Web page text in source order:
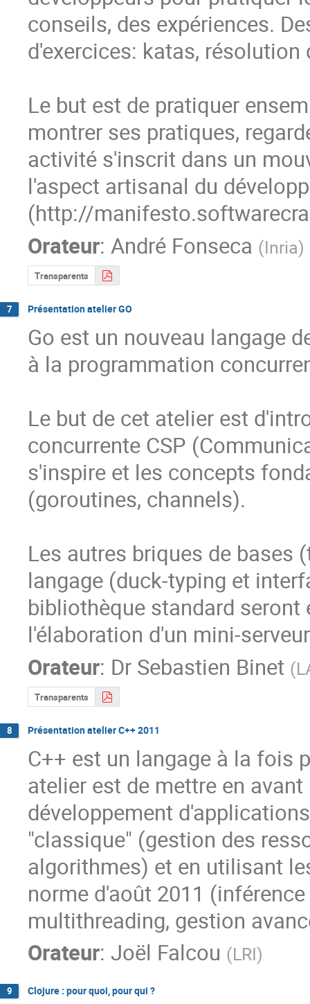
conseils, des expériences.
d'exercices: katas,
Le but est de pratiquer
montrer ses pratiques,
activité s'inscrit dans un
l'aspect artisanal du
(http://
Orateur: André Fonseca (Inria)
Transparents
7 Présentation atelier GO
Go est un nouveau langage
à la programmation
Le but de cet atelier est
concurrente CSP
s'inspire et les concepts
(goroutines, channels).
Les autres briques de bases
langage (duck-typing et
bibliothèque standard seront
l'élaboration d'un mini-
Orateur: Dr Sebastien Binet (
Transparents
8 Présentation atelier C++ 2011
C++ est un langage à la fois
atelier est de mettre en
développement
"classique" (gestion des
algorithmes) et en utilisant
norme d'août 2011
multithreading, gestion
Orateur: Joël Falcou (LRI)
9 Clojure : pour quoi, pour qui ?